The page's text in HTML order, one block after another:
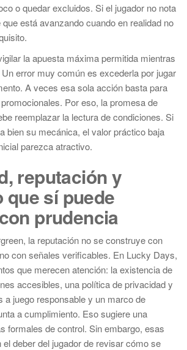
o quedar excluidos. Si el jugador no nota
está avanzando cuando en realidad no
la apuesta máxima permitida mientras
error muy común es excederla por jugar
A veces esa sola acción basta para
Por eso, la promesa de
reemplazar la lectura de condiciones. Si
bien su mecánica, el valor práctico baja
parezca atractivo.
reputación y
que sí puede
prudencia
la reputación no se construye con
con señales verificables. En Lucky Days,
que merecen atención: la existencia de
accesibles, una política de privacidad y
a juego responsable y un marco de
a cumplimiento. Eso sugiere una
formales de control. Sin embargo, esas
deber del jugador de revisar cómo se